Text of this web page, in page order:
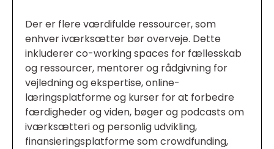
Der er flere værdifulde ressourcer, som
enhver iværksætter bør overveje. Dette
inkluderer co-working spaces for fællesskab
og ressourcer, mentorer og rådgivning for
vejledning og ekspertise, online-
læringsplatforme og kurser for at forbedre
færdigheder og viden, bøger og podcasts om
iværksætteri og personlig udvikling,
finansieringsplatforme som crowdfunding,